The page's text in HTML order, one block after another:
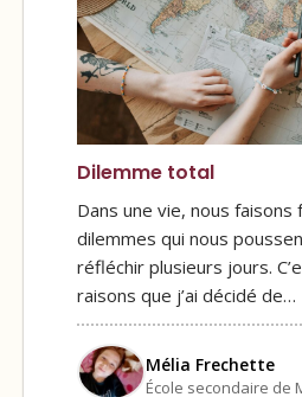
Dilemme total
Dans une vie, nous
dilemmes qui nous
réfléchir plusieurs jours.
raisons que j’ai décidé de…
Mélia Frechette
École secondaire de